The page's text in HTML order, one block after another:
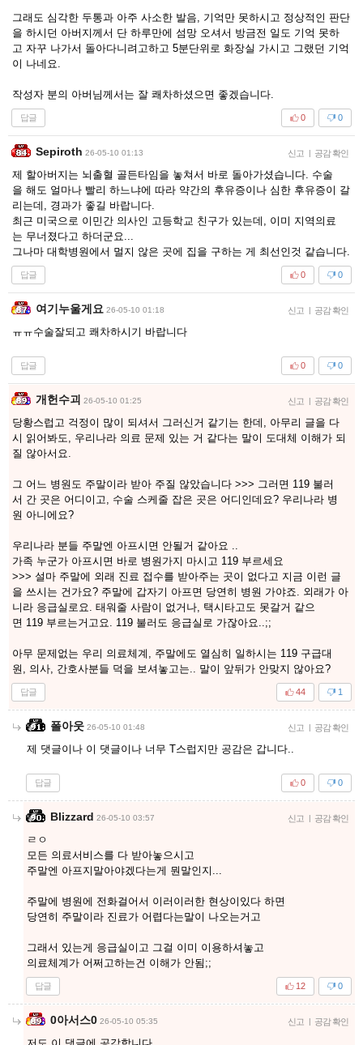
그래도 심각한 두통과 아주 사소한 발음, 기억만 못하시고 정상적인 판단
을 하시던 아버지께서 단 하루만에 섬망 오셔서 방금전 일도 기억 못하
고 자꾸 나가서 돌아다니려고하고 5분단위로 화장실 가시고 그랬던 기억
이 나네요.
작성자 분의 아버님께서는 잘 쾌차하셨으면 좋겠습니다.
답글 0
0
Sepiroth 26-05-10 01:13 신고 | 공감 확인
제 할아버지는 뇌출혈 골든타임을 놓쳐서 바로 돌아가셨습니다. 수술
을 해도 얼마나 빨리 하느냐에 따라 약간의 후유증이나 심한 후유증이 갈
리는데, 경과가 좋길 바랍니다.
최근 미국으로 이민간 의사인 고등학교 친구가 있는데, 이미 지역의료
는 무너졌다고 하더군요...
그나마 대학병원에서 멀지 않은 곳에 집을 구하는 게 최선인것 같습니다.
답글 0
0
여기누울게요 26-05-10 01:18 신고 | 공감 확인
ㅠㅠ수술잘되고 쾌차하시기 바랍니다
답글 0
0
개헌수괴 26-05-10 01:25 신고 | 공감 확인
당황스럽고 걱정이 많이 되셔서 그러신거 같기는 한데, 아무리 글을 다
시 읽어봐도, 우리나라 의료 문제 있는 거 같다는 말이 도대체 이해가 되
질 않아서요.
그 어느 병원도 주말이라 받아 주질 않았습니다 >>> 그러면 119 불러
서 간 곳은 어디이고, 수술 스케줄 잡은 곳은 어디인데요? 우리나라 병
원 아니에요?
우리나라 분들 주말엔 아프시면 안될거 같아요 ..
가족 누군가 아프시면 바로 병원가지 마시고 119 부르세요
>>> 설마 주말에 외래 진료 접수를 받아주는 곳이 없다고 지금 이런 글
을 쓰시는 건가요? 주말에 갑자기 아프면 당연히 병원 가야죠. 외래가 아
니라 응급실로요. 태워줄 사람이 없거나, 택시타고도 못갈거 같으
면 119 부르는거고요. 119 불러도 응급실로 가잖아요..;;
아무 문제없는 우리 의료체계, 주말에도 열심히 일하시는 119 구급대
원, 의사, 간호사분들 덕을 보셔놓고는.. 말이 앞뒤가 안맞지 않아요?
답글 1
44
폴아웃 26-05-10 01:48 신고 | 공감 확인
제 댓글이나 이 댓글이나 너무 T스럽지만 공감은 갑니다..
답글 0
0
Blizzard 26-05-10 03:57 신고 | 공감 확인
ㄹㅇ
모든 의료서비스를 다 받아놓으시고
주말엔 아프지말아야겠다는게 뭔말인지...
주말에 병원에 전화걸어서 이러이러한 현상이있다 하면
당연히 주말이라 진료가 어렵다는말이 나오는거고
그래서 있는게 응급실이고 그걸 이미 이용하셔놓고
의료체계가 어쩌고하는건 이해가 안됨;;
답글 0
12
0아서스0 26-05-10 05:35 신고 | 공감 확인
저도 이 댓글에 공감합니다